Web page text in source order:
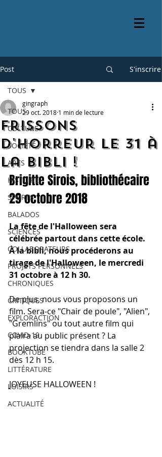
Post S'inscrire
TOUS
CULTURE
SOCIÉTÉ
ARTS
HISTOIRE
SPORTS
BALADOS
SCIENCES
COLLABORATEURS
PROJETS PERSONNELS
CHRONIQUES
CRITIQUES
EXPLORACTION
COVID-19
BOOKTUBE
LITTÉRATURE
LOISIRS
ACTUALITÉ
TOUS
Frissons
d'horreur le 31 à
la bibli !
gingraph
29 oct. 2018 1 min de lecture
Brigitte Sirois, bibliothécaire
29 octobre 2018
La fête de l'Halloween sera
célébrée partout dans cette école.
À la bibli, nous procéderons au
tirage de l'Halloween, le mercredi
31 octobre à 12 h 30.
De plus, nous vous proposons un
film. Sera-ce "Chair de poule", "Alien",
"Gremlins" ou tout autre film qui
plaira au public présent ? La
projection se tiendra dans la salle 2
dès 12 h 15.
JOYEUSE HALLOWEEN !